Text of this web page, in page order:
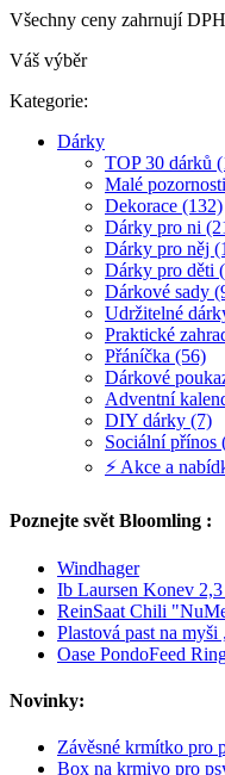
Všechny ceny zahrnují DPH
Váš výběr
Kategorie:
Dárky
TOP 30 dárků
Malé
Dekorace (132)
Dárky pro ni
Dárky pro něj
Dárky pro děti
Dárkové sady
Udržitelné
Praktické
Přáníčka (56)
Dárkové
Adventní
DIY dárky (7)
Sociální přínos
⚡ Akce a
Poznejte svět Bloomling :
Windhager
Ib Laursen Konev
ReinSaat Chili
Plastová past na
Oase PondoFeed
Novinky:
Závěsné krmítko pro
Box na krmivo pro